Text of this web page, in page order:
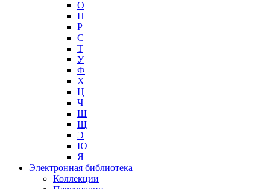
О
П
Р
С
Т
У
Ф
Х
Ц
Ч
Ш
Щ
Э
Ю
Я
Электронная библиотека
Коллекции